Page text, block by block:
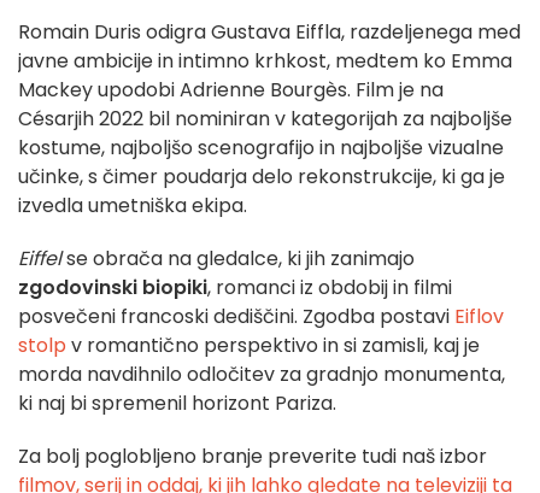
Romain Duris odigra Gustava Eiffla, razdeljenega med
javne ambicije in intimno krhkost, medtem ko Emma
Mackey upodobi Adrienne Bourgès. Film je na
Césarjih 2022 bil nominiran v kategorijah za najboljše
kostume, najboljšo scenografijo in najboljše vizualne
učinke, s čimer poudarja delo rekonstrukcije, ki ga je
izvedla umetniška ekipa.
Eiffelse obrača na gledalce, ki jih zanimajo
zgodovinski biopiki, romanci iz obdobij in filmi
posvečeni francoski dediščini. Zgodba postavi Eiflov
stolp v romantično perspektivo in si zamisli, kaj je
morda navdihnilo odločitev za gradnjo monumenta,
ki naj bi spremenil horizont Pariza.
Za bolj poglobljeno branje preverite tudi naš izbor
filmov, serij in oddaj, ki jih lahko gledate na televiziji ta